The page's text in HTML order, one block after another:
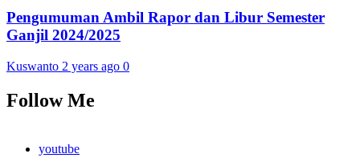
Pengumuman Ambil Rapor dan Libur Semester
Ganjil 2024/2025
Kuswanto 2 years ago 0
Follow Me
youtube